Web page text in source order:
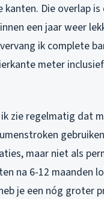
kanten. Die overlap is
een jaar weer
ik complete
meter
zie regelmatig dat
maar niet als
na 6-12 maanden
je een nóg groter